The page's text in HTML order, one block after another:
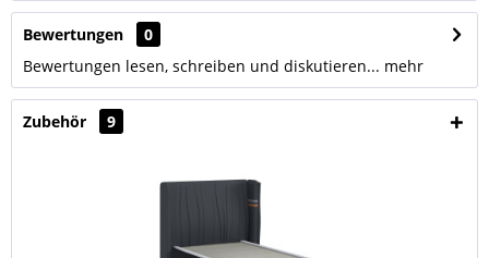
Bewertungen
0
Bewertungen lesen, schreiben und diskutieren... mehr
Zubehör 9